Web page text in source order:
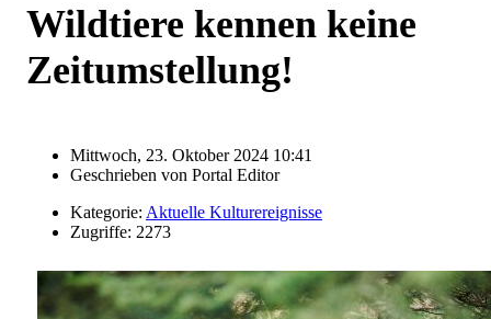
Wildtiere kennen keine
Zeitumstellung!
Mittwoch, 23. Oktober 2024 10:41
Geschrieben von Portal Editor
Kategorie: Aktuelle Kulturereignisse
Zugriffe: 2273